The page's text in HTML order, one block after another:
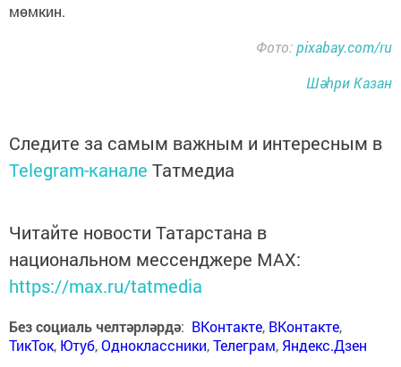
мөмкин.
Фото:pixabay.com/ru
Шәһри Казан
Следите за самым важным и интересным в
Telegram-канале Татмедиа
Читайте новости Татарстана в
национальном мессенджере MАХ:
https://max.ru/tatmedia
Без социаль челтәрләрдә: ВКонтакте, ВКонтакте,
ТикТок, Ютуб,Одноклассники,Телеграм, Яндекс.Дзен